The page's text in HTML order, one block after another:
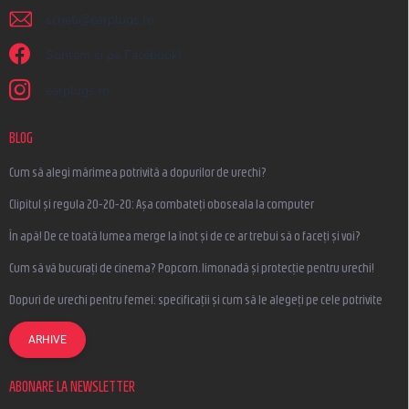
scrieti @ earplugs.ro
Suntem și pe Facebook!
earplugs.ro
BLOG
Cum să alegi mărimea potrivită a dopurilor de urechi?
Clipitul și regula 20-20-20: Așa combateți oboseala la computer
În apă! De ce toată lumea merge la înot și de ce ar trebui să o faceți și voi?
Cum să vă bucurați de cinema? Popcorn, limonadă și protecție pentru urechi!
Dopuri de urechi pentru femei: specificații și cum să le alegeți pe cele potrivite
ARHIVE
ABONARE LA NEWSLETTER